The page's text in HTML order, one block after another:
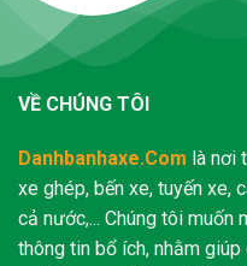
VỀ CHÚNG TÔI
Danhbanhaxe.Com là nơi
xe ghép, bến xe, tuyến xe,
cả nước,... Chúng tôi muốn
thông tin bổ ích, nhằm